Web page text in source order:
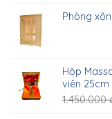
Phòng
Hộp
viên 25cm
1.450.000